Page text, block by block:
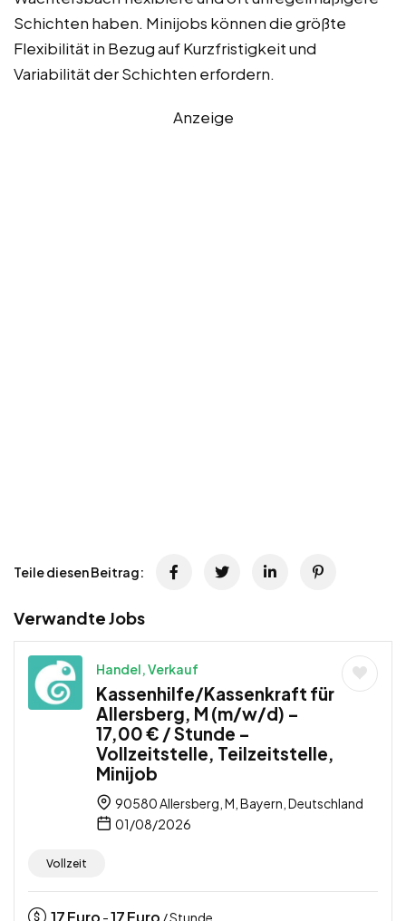
Schichten haben. Minijobs können die größte
Flexibilität in Bezug auf Kurzfristigkeit und
Variabilität der Schichten erfordern.
Anzeige
Teile diesen Beitrag:
Verwandte Jobs
Handel, Verkauf
Kassenhilfe/Kassenkraft für
Allersberg, M (m/w/d) –
17,00 € / Stunde –
Vollzeitstelle, Teilzeitstelle,
Minijob
90580 Allersberg, M, Bayern, Deutschland
01/08/2026
Vollzeit
17Euro -17Euro / Stunde